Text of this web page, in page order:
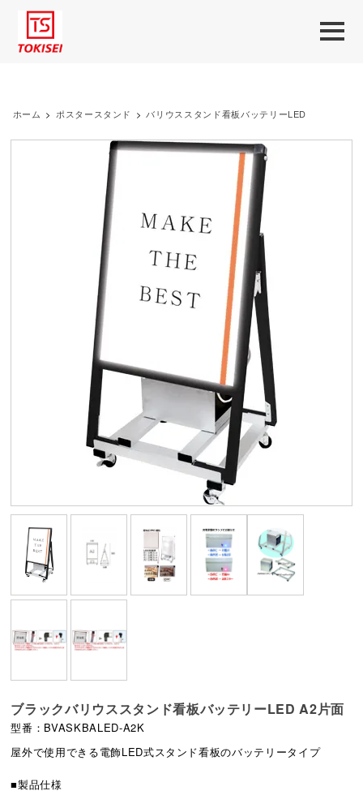
ホーム > ポスタースタンド > バリウススタンド看板バッテリーLED
ブラックバリウススタンド看板バッテリーLED A2片面
型番：BVASKBALED-A2K
屋外で使用できる電飾LED式スタンド看板のバッテリータイプ
■製品仕様